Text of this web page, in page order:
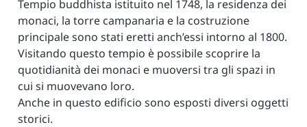
Tempio buddhista istituito nel 1748, la residenza dei
monaci, la torre campanaria e la costruzione
principale sono stati eretti anch’essi intorno al 1800.
Visitando questo tempio è possibile scoprire la
quotidianità dei monaci e muoversi tra gli spazi in
cui si muovevano loro.
Anche in questo edificio sono esposti diversi oggetti
storici.